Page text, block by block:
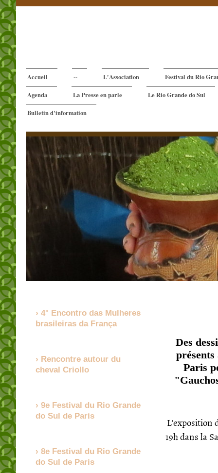
Accueil -- L'Association Festival du Rio
Agenda La Presse en parle Le Rio Grande do Sul
Bulletin d'information
Des
présents
Paris
L'exposition
19h dans la
4° Encontro das Mulheres
brasileiras da França
Rencontre autour du
cheval Criollo
9e Festival du Rio Grande
do Sul de Paris
8e Festival du Rio Grande
do Sul de Paris